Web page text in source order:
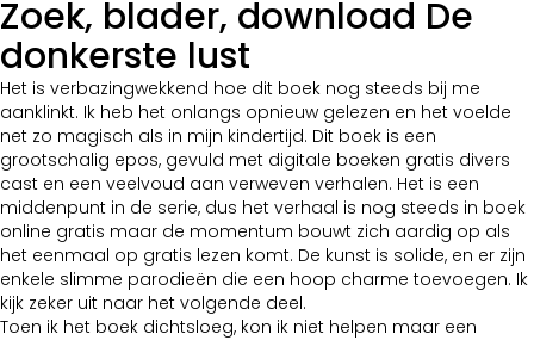
Zoek, blader, download De
donkerste lust
Het is verbazingwekkend hoe dit boek nog steeds bij me
aanklinkt. Ik heb het onlangs opnieuw gelezen en het voelde
net zo magisch als in mijn kindertijd. Dit boek is een
grootschalig epos, gevuld met digitale boeken gratis divers
cast en een veelvoud aan verweven verhalen. Het is een
middenpunt in de serie, dus het verhaal is nog steeds in boek
online gratis maar de momentum bouwt zich aardig op als
het eenmaal op gratis lezen komt. De kunst is solide, en er zijn
enkele slimme parodieën die een hoop charme toevoegen. Ik
kijk zeker uit naar het volgende deel.
Toen ik het boek dichtsloeg, kon ik niet helpen maar een